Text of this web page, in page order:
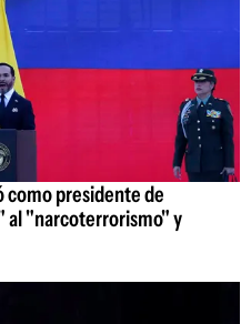
como presidente de
al "narcoterrorismo" y